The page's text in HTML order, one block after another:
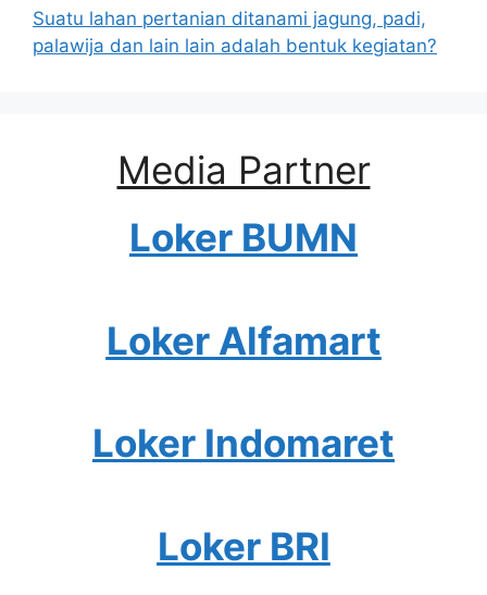
Suatu lahan pertanian ditanami jagung, padi,
palawija dan lain lain adalah bentuk kegiatan?
Media Partner
Loker BUMN
Loker Alfamart
Loker Indomaret
Loker BRI